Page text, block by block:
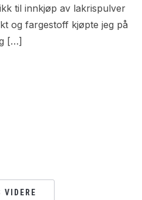
til innkjøp av lakrispulver
og fargestoff kjøpte jeg på
[…]
VIDERE